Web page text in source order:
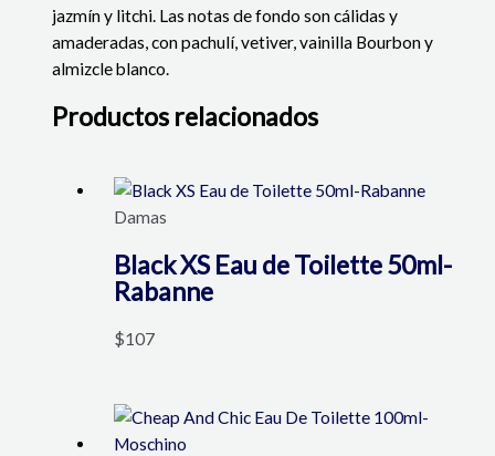
jazmín y litchi. Las notas de fondo son cálidas y
amaderadas, con pachulí, vetiver, vainilla Bourbon y
almizcle blanco.
Productos relacionados
Damas
Black XS Eau de Toilette 50ml-
Rabanne
$107